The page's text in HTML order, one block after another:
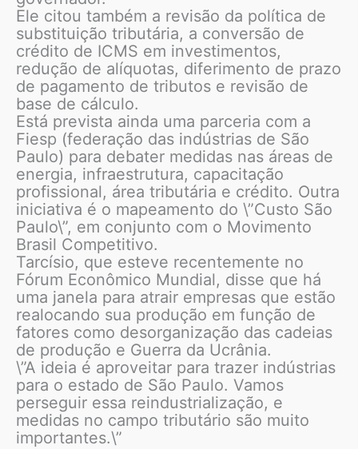
Ele citou também a revisão da política de
substituição tributária, a conversão de
crédito de ICMS em investimentos,
redução de alíquotas, diferimento de prazo
de pagamento de tributos e revisão de
base de cálculo.
Está prevista ainda uma parceria com a
Fiesp (federação das indústrias de São
Paulo) para debater medidas nas áreas de
energia, infraestrutura, capacitação
profissional, área tributária e crédito. Outra
iniciativa é o mapeamento do \”Custo São
Paulo\”, em conjunto com o Movimento
Brasil Competitivo.
Tarcísio, que esteve recentemente no
Fórum Econômico Mundial, disse que há
uma janela para atrair empresas que estão
realocando sua produção em função de
fatores como desorganização das cadeias
de produção e Guerra da Ucrânia.
\”A ideia é aproveitar para trazer indústrias
para o estado de São Paulo. Vamos
perseguir essa reindustrialização, e
medidas no campo tributário são muito
importantes.\”